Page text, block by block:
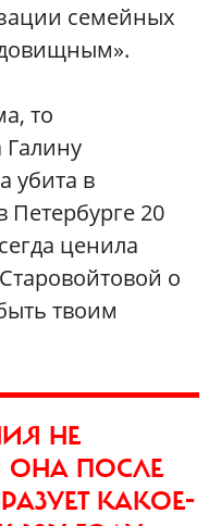
семейных
то
убита в
Петербурге 20
ценила
о
твоим
НЕ
ОНА ПОСЛЕ
КАКОЕ-